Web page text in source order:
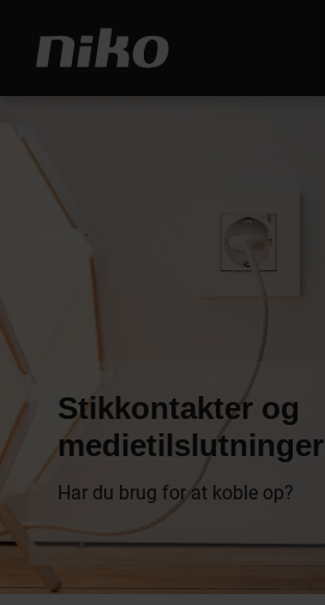
Stikkontakter og
medietilslutninger
Har du brug for at koble op?